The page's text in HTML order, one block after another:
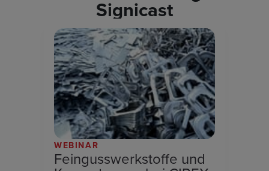
Signicast
WEBINAR
Feingusswerkstoffe und